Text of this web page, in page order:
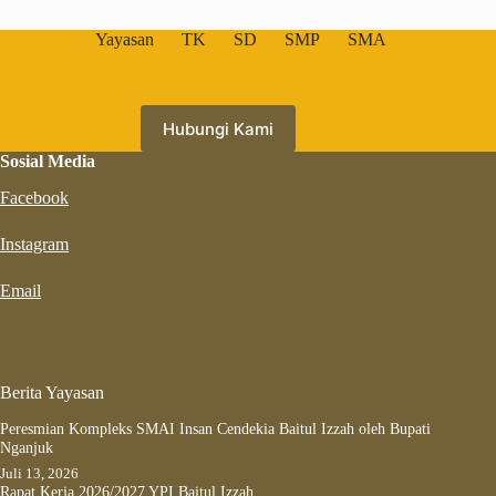
Yayasan TK SD SMP SMA
Hubungi Kami
Sosial Media
Facebook
Instagram
Email
Berita Yayasan
Peresmian Kompleks SMAI Insan Cendekia Baitul Izzah oleh Bupati
Nganjuk
Juli 13, 2026
Rapat Kerja 2026/2027 YPI Baitul Izzah